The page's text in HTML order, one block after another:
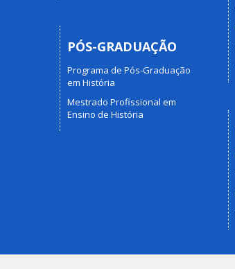
PÓS-GRADUAÇÃO
Programa de Pós-Graduação
em História
Mestrado Profissional em
Ensino de História